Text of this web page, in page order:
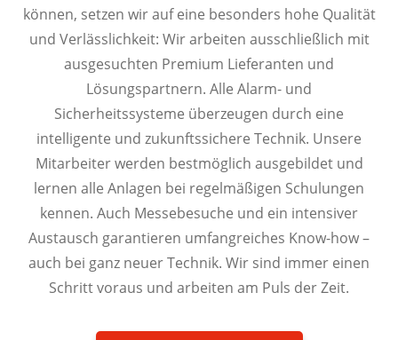
können, setzen wir auf eine besonders hohe Qualität
und Verlässlichkeit: Wir arbeiten ausschließlich mit
ausgesuchten Premium Lieferanten und
Lösungspartnern. Alle Alarm- und
Sicherheitssysteme überzeugen durch eine
intelligente und zukunftssichere Technik. Unsere
Mitarbeiter werden bestmöglich ausgebildet und
lernen alle Anlagen bei regelmäßigen Schulungen
kennen. Auch Messebesuche und ein intensiver
Austausch garantieren umfangreiches Know-how –
auch bei ganz neuer Technik. Wir sind immer einen
Schritt voraus und arbeiten am Puls der Zeit.